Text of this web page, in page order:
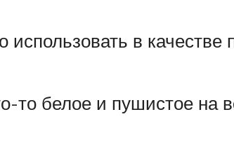
в
то белое и пушистое на